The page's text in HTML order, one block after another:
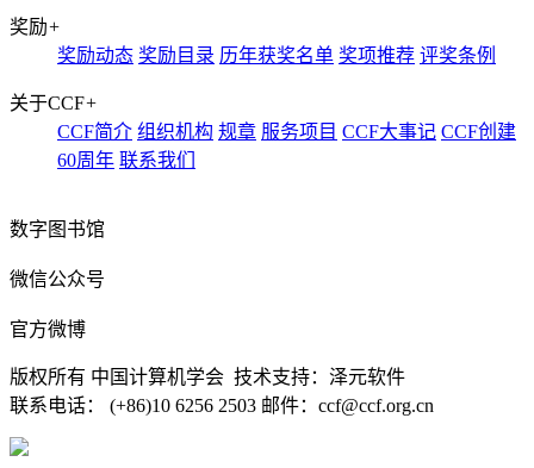
奖励+
奖励动态 奖励目录 历年获奖名单 奖项推荐 评奖条例
关于CCF+
CCF简介 组织机构 规章 服务项目 CCF大事记 CCF创建
60周年 联系我们
数字图书馆
微信公众号
官方微博
版权所有 中国计算机学会 技术支持：泽元软件
联系电话： (+86)10 6256 2503 邮件：ccf@ccf.org.cn